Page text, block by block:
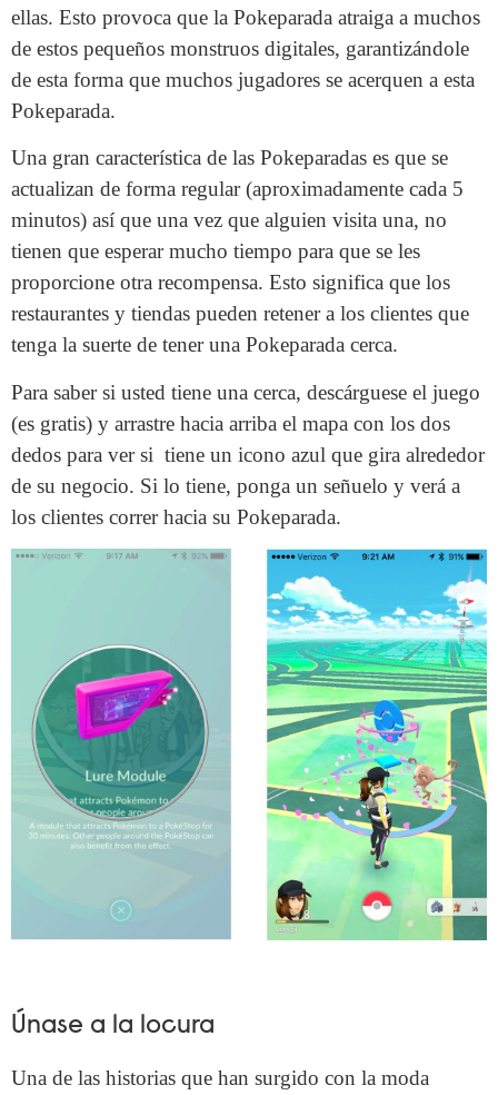
ellas. Esto provoca que la Pokeparada atraiga a muchos
de estos pequeños monstruos digitales, garantizándole
de esta forma que muchos jugadores se acerquen a esta
Pokeparada.
Una gran característica de las Pokeparadas es que se
actualizan de forma regular (aproximadamente cada 5
minutos) así que una vez que alguien visita una, no
tienen que esperar mucho tiempo para que se les
proporcione otra recompensa. Esto significa que los
restaurantes y tiendas pueden retener a los clientes que
tenga la suerte de tener una Pokeparada cerca.
Para saber si usted tiene una cerca, descárguese el juego
(es gratis) y arrastre hacia arriba el mapa con los dos
dedos para ver si tiene un icono azul que gira alrededor
de su negocio. Si lo tiene, ponga un señuelo y verá a
los clientes correr hacia su Pokeparada.
Únase a la locura
Una de las historias que han surgido con la moda